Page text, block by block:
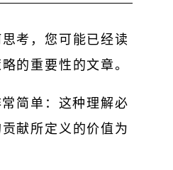
考，您可能已经读
的重要性的文章。
简单：这种理解必
献所定义的价值为